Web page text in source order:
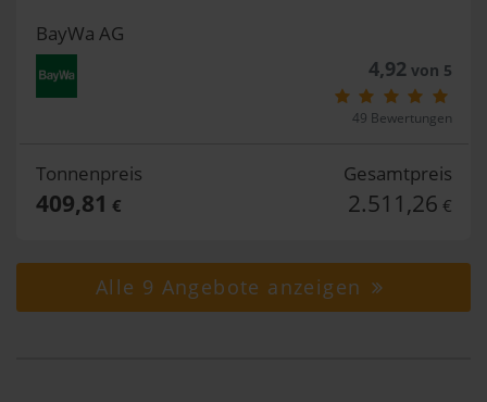
BayWa AG
4,92von 5
49 Bewertungen
Tonnenpreis
409,81 €
Gesamtpreis
2.511,26 €
Alle 9 Angebote anzeigen